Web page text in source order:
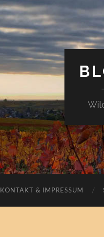
KONTAKT & IMPRESSUM